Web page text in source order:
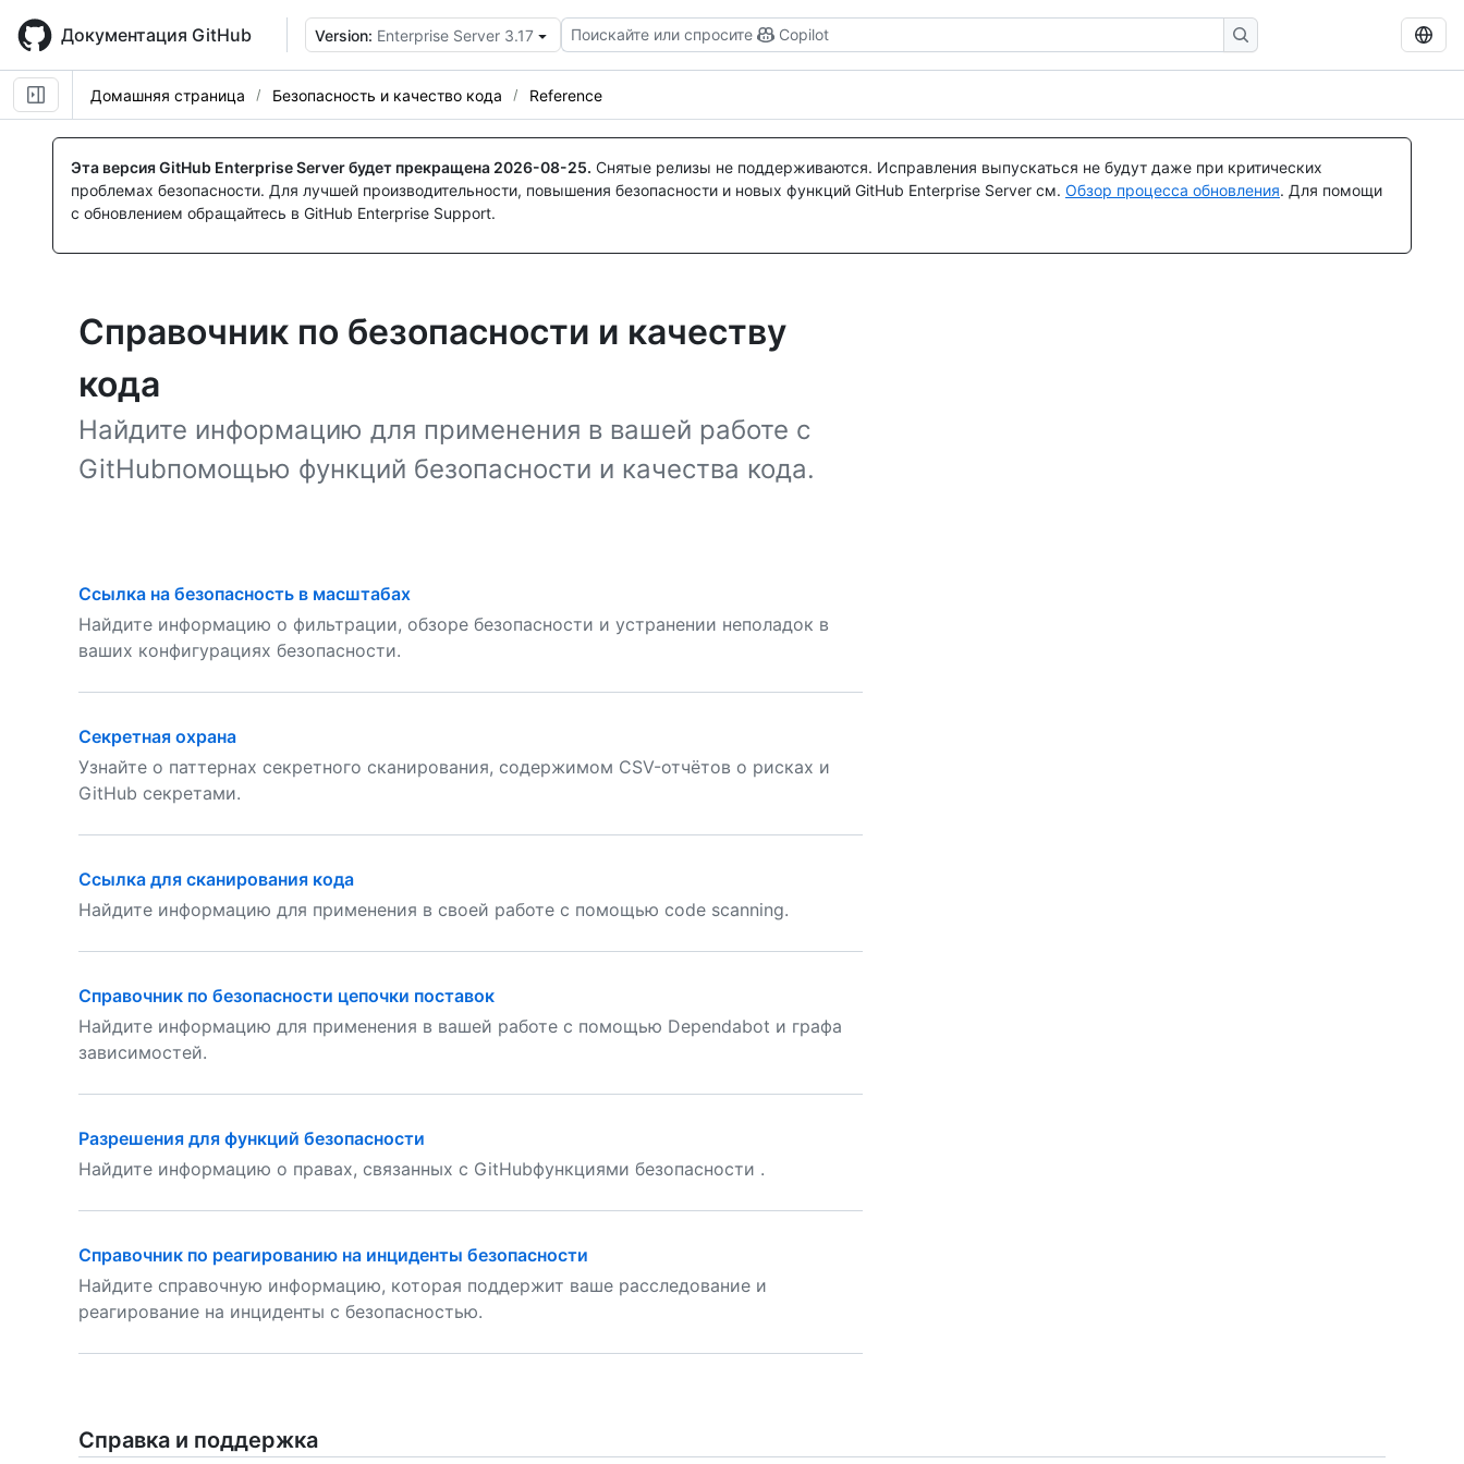
main
content
Документация GitHub Version: Enterprise Server 3.17 Поискайте или спросите Copilot
Домашняя страница Безопасность и качество кода Reference
Эта версия GitHub Enterprise Server будет прекращена 2026-08-25. Снятые релизы не поддерживаются. Исправления выпускаться не будут даже при критических
проблемах безопасности. Для лучшей производительности, повышения безопасности и новых функций GitHub Enterprise Server см. Обзор процесса обновления. Для помощи
с обновлением обращайтесь в GitHub Enterprise Support.
Справочник по безопасности и качеству
кода
Найдите информацию для применения в вашей работе с
GitHubпомощью функций безопасности и качества кода.
Ссылка на безопасность в масштабах
Найдите информацию о фильтрации, обзоре безопасности и устранении неполадок в
ваших конфигурациях безопасности.
Секретная охрана
Узнайте о паттернах секретного сканирования, содержимом CSV-отчётов о рисках и
GitHub секретами.
Ссылка для сканирования кода
Найдите информацию для применения в своей работе с помощью code scanning.
Справочник по безопасности цепочки поставок
Найдите информацию для применения в вашей работе с помощью Dependabot и графа
зависимостей.
Разрешения для функций безопасности
Найдите информацию о правах, связанных с GitHubфункциями безопасности .
Справочник по реагированию на инциденты безопасности
Найдите справочную информацию, которая поддержит ваше расследование и
реагирование на инциденты с безопасностью.
Справка и поддержка